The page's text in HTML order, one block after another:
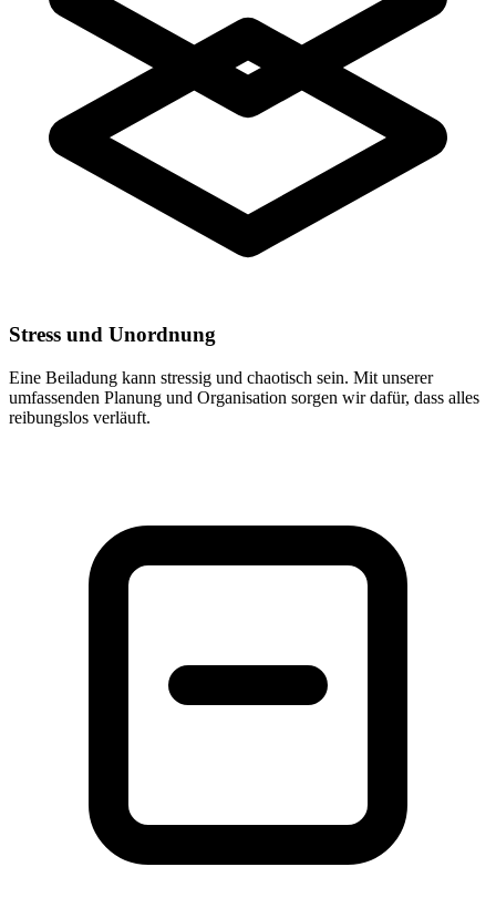
Stress und Unordnung
Eine Beiladung kann stressig und chaotisch sein. Mit unserer
umfassenden Planung und Organisation sorgen wir dafür, dass alles
reibungslos verläuft.